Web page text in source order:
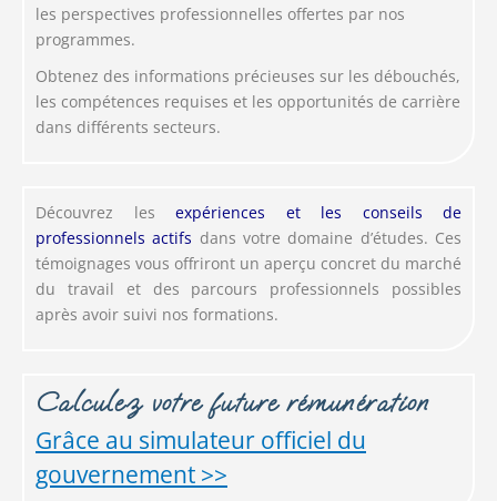
les perspectives professionnelles offertes par nos
programmes.
Obtenez des informations précieuses sur les débouchés,
les compétences requises et les opportunités de carrière
dans différents secteurs.
Découvrez les expériences et les conseils de
professionnels actifs dans votre domaine d’études. Ces
témoignages vous offriront un aperçu concret du marché
du travail et des parcours professionnels possibles
après avoir suivi nos formations.
Calculez votre future rémunération
Grâce au simulateur officiel du
gouvernement >>